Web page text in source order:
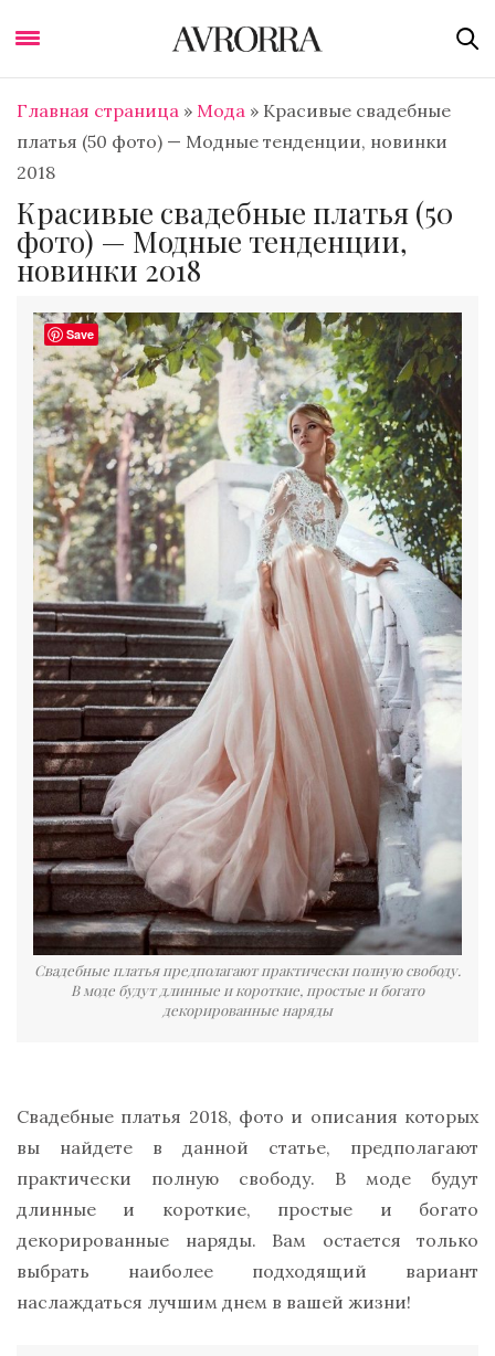
Главная страница » Мода » Красивые свадебные
платья (50 фото) — Модные тенденции, новинки
2018
Красивые свадебные платья (50
фото) — Модные тенденции,
новинки 2018
Свадебные платья предполагают практически полную свободу.
В моде будут длинные и короткие, простые и богато
декорированные наряды
Свадебные платья 2018, фото и описания которых
вы найдете в данной статье, предполагают
практически полную свободу. В моде будут
длинные и короткие, простые и богато
декорированные наряды. Вам остается только
выбрать наиболее подходящий вариант
наслаждаться лучшим днем в вашей жизни!
Save